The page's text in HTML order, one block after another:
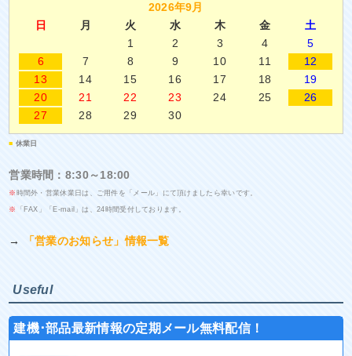
2026年9月
日
月 火 水 木 金
土
1
2 3 4
5
6
7 8 9 10 11
12
13
14 15 16 17 18
19
20
21 22 23 24 25
26
27
28 29 30
■ 休業日
営業時間：8:30～18:00
※ 時間外・営業休業日は、ご用件を「メール」にて頂けましたら幸いです。
※ 「FAX」「E-mail」は、24時間受付しております。
→ 「営業のお知らせ」情報一覧
Useful
建機･部品最新情報の定期メール無料配信！